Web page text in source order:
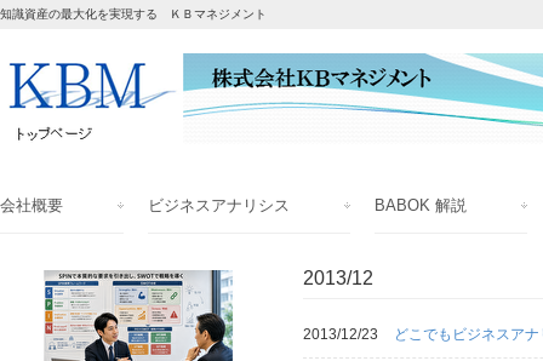
知識資産の最大化を実現する ＫＢマネジメント
会社概要 ビジネスアナリシス BABOK 解説
2013/12
2013/12/23 どこでもビジネスア